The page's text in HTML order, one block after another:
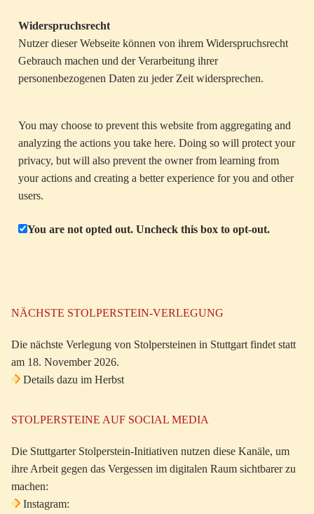
Widerspruchsrecht
Nutzer dieser Webseite können von ihrem Widerspruchsrecht
Gebrauch machen und der Verarbeitung ihrer
personenbezogenen Daten zu jeder Zeit widersprechen.
You may choose to prevent this website from aggregating and
analyzing the actions you take here. Doing so will protect your
privacy, but will also prevent the owner from learning from
your actions and creating a better experience for you and other
users.
You are not opted out. Uncheck this box to opt-out.
NÄCHSTE STOLPERSTEIN-VERLEGUNG
Die nächste Verlegung von Stolpersteinen in Stuttgart findet statt
am 18. November 2026.
Details dazu im Herbst
STOLPERSTEINE AUF SOCIAL MEDIA
Die Stuttgarter Stolperstein-Initiativen nutzen diese Kanäle, um
ihre Arbeit gegen das Vergessen im digitalen Raum sichtbarer zu
machen:
Instagram: